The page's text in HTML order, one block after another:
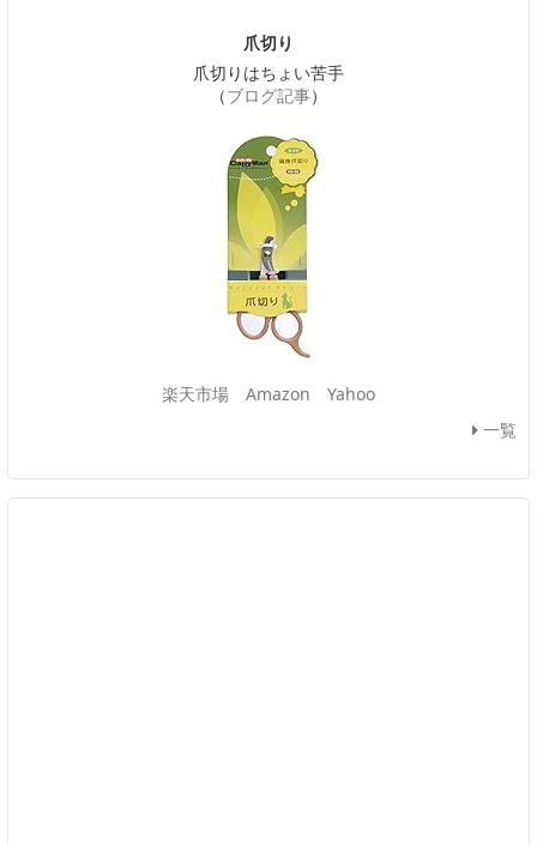
爪切り
爪切りはちょい苦手
（ブログ記事）
楽天市場 Amazon
Yahoo
一覧